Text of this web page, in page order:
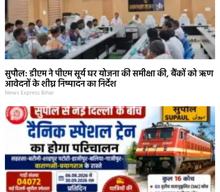
सुपौल: डीएम ने पीएम सूर्य घर योजना की समीक्षा की, बैंकों को ऋण
आवेदनों के शीघ्र निष्पादन का निर्देश
News Express Bihar